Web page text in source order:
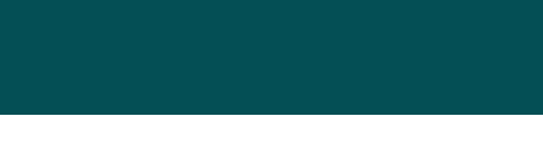
神都ライナー
お客様駐車場のご案内